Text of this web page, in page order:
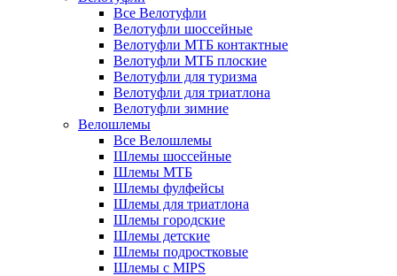
Все Велотуфли
Велотуфли шоссейные
Велотуфли МТБ контактные
Велотуфли МТБ плоские
Велотуфли для туризма
Велотуфли для триатлона
Велотуфли зимние
Велошлемы
Все Велошлемы
Шлемы шоссейные
Шлемы МТБ
Шлемы фулфейсы
Шлемы для триатлона
Шлемы городские
Шлемы детские
Шлемы подростковые
Шлемы с MIPS